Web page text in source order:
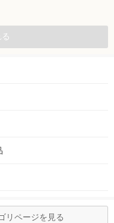
リページを見る